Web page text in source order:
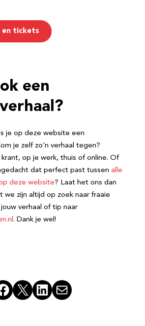
en tickets
een
je op deze website een
je zelf zo’n verhaal tegen?
op je werk, thuis of online. Of
dat perfect past tussen alle
deze website? Laat het ons dan
we zijn altijd op zoek naar fraaie
verhaal of tip naar
. Dank je wel!
X LinkedInE-mail